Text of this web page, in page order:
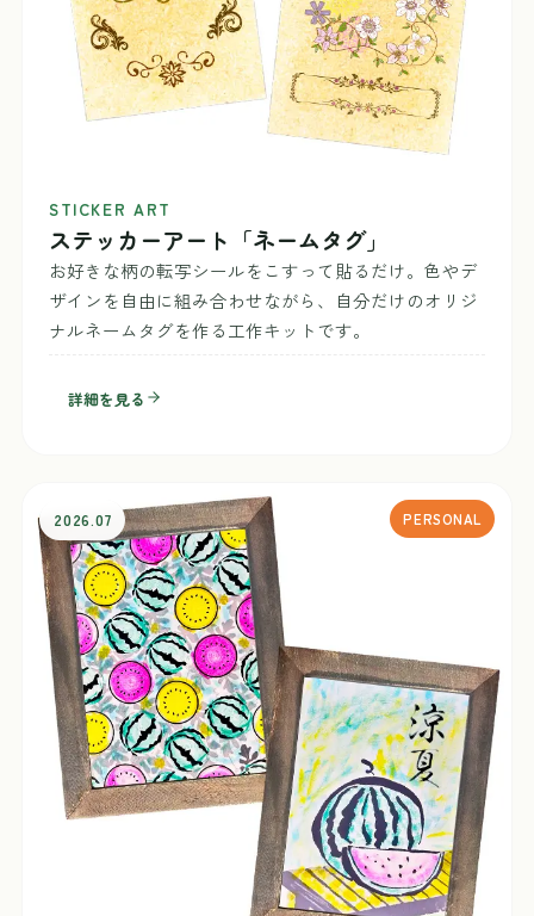
STICKER ART
ステッカーアート「ネームタグ」
お好きな柄の転写シールをこすって貼るだけ。色やデ
ザインを自由に組み合わせながら、自分だけのオリジ
ナルネームタグを作る工作キットです。
詳細を見る
2026.07 PERSONAL